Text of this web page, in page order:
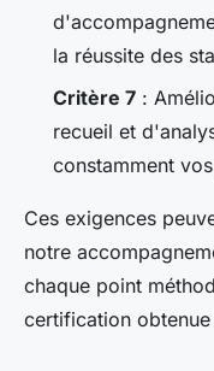
la réussite des
Critère 7 :
recueil et
constamment
Ces exigences
notre
chaque point
certification